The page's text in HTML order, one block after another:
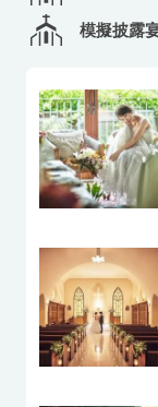
模擬披露